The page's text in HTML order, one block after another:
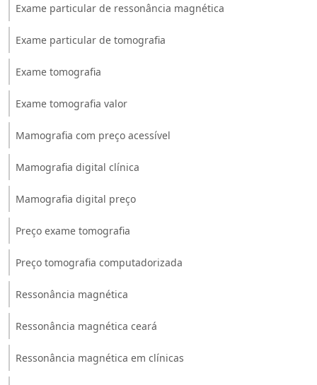
Exame particular de ressonância magnética
Exame particular de tomografia
Exame tomografia
Exame tomografia valor
Mamografia com preço acessível
Mamografia digital clínica
Mamografia digital preço
Preço exame tomografia
Preço tomografia computadorizada
Ressonância magnética
Ressonância magnética ceará
Ressonância magnética em clínicas